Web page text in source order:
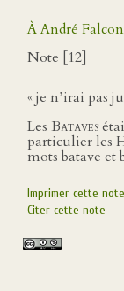
À André
Note [12]
« je n’irai pas
Les Bataves
particulier les
mots batave et
Imprimer cette note
Citer cette note